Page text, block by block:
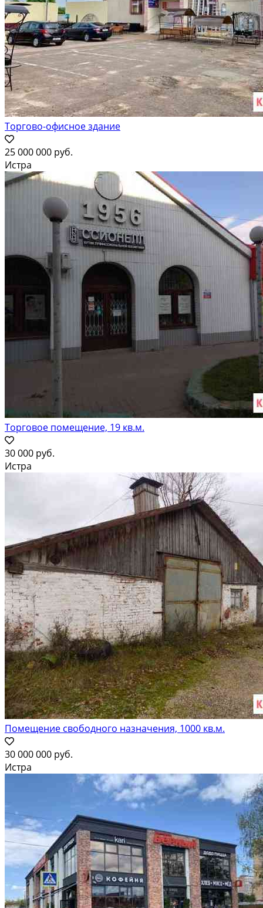
Торгово-офисное здание
25 000 000 руб.
Истра
Торговое помещение, 19 кв.м.
30 000 руб.
Истра
Помещение свободного назначения, 1000 кв.м.
30 000 000 руб.
Истра